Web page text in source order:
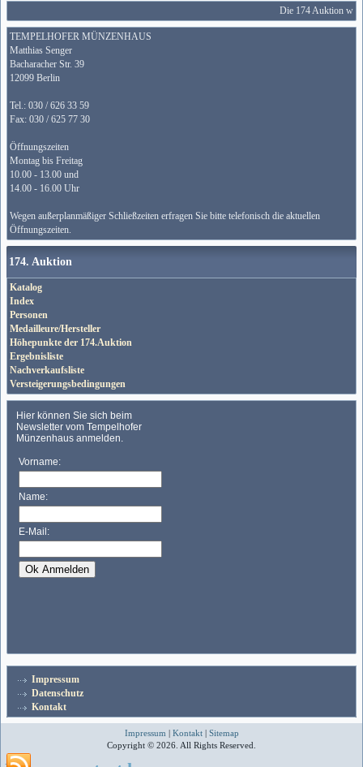
Die 174 Auktion
TEMPELHOFER MÜNZENHAUS
Matthias Senger
Bacharacher Str. 39
12099 Berlin
Tel.: 030 / 626 33 59
Fax: 030 / 625 77 30
Öffnungszeiten
Montag bis Freitag
10.00 - 13.00 und
14.00 - 16.00 Uhr
Wegen außerplanmäßiger Schließzeiten erfragen Sie bitte telefonisch die aktuellen
Öffnungszeiten.
174. Auktion
Katalog
Index
Personen
Medailleure/Hersteller
Höhepunkte der 174.Auktion
Ergebnisliste
Nachverkaufsliste
Versteigerungsbedingungen
Impressum
Datenschutz
Kontakt
Impressum | Kontakt| Sitemap
Copyright © 2026. All Rights Reserved.